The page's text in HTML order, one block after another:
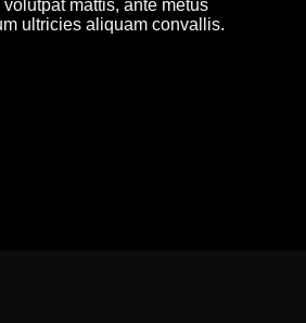
mattis, ante metus
ultricies aliquam convallis.